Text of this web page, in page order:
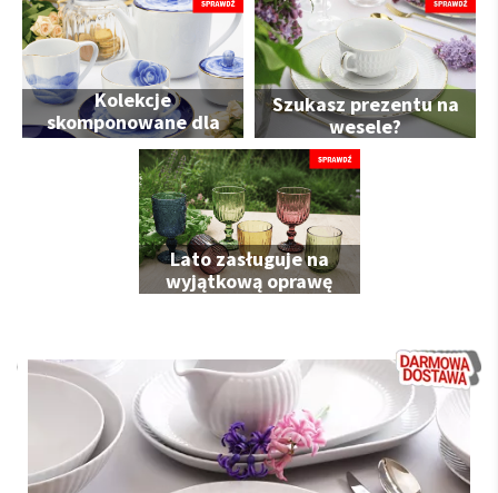
Kolekcje
skomponowane dla
Ciebie
Szukasz prezentu na
wesele?
Lato zasługuje na
wyjątkową oprawę